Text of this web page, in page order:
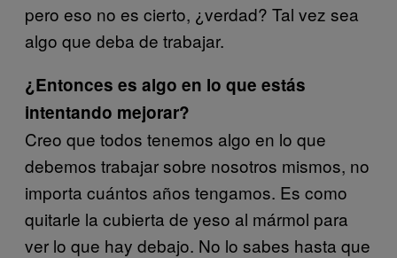
pero eso no es cierto, ¿verdad? Tal vez sea
algo que deba de trabajar.
¿Entonces es algo en lo que estás
intentando mejorar?
Creo que todos tenemos algo en lo que
debemos trabajar sobre nosotros mismos, no
importa cuántos años tengamos. Es como
quitarle la cubierta de yeso al mármol para
ver lo que hay debajo. No lo sabes hasta que